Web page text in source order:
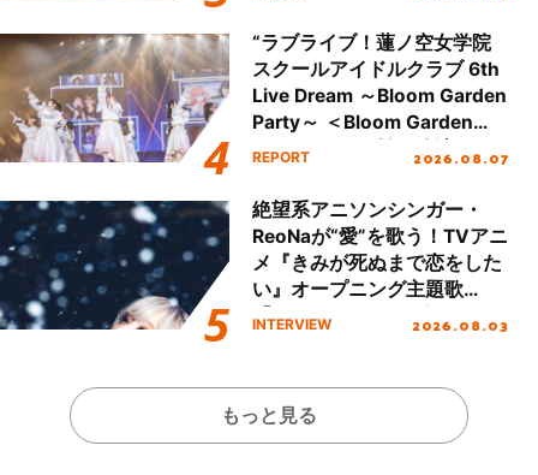
ート!!
“ラブライブ！蓮ノ空女学院
スクールアイドルクラブ 6th
Live Dream ～Bloom Garden
Party～ ＜Bloom Garden
Party Stage／埼玉公演＞”
REPORT 2026.08.07
絶望系アニソンシンガー・
ReoNaが“愛”を歌う！TVアニ
メ『きみが死ぬまで恋をした
い』オープニング主題歌
「Amore」インタビュー
INTERVIEW 2026.08.03
もっと見る